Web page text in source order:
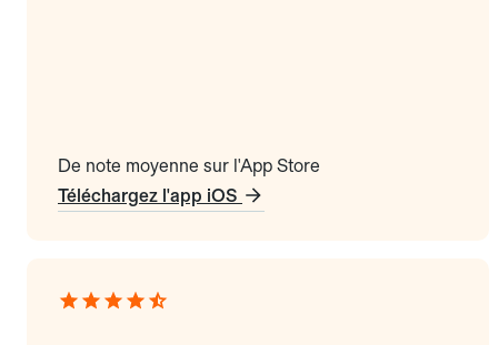
De note moyenne sur l'App Store
Téléchargez l'app iOS